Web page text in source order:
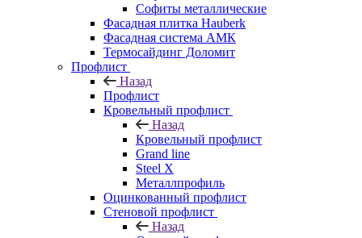
Софиты металлические
Фасадная плитка Hauberk
Фасадная система АМК
Термосайдинг Доломит
Профлист
Назад
Профлист
Кровельный профлист
Назад
Кровельный профлист
Grand line
Steel X
Металлпрофиль
Оцинкованный профлист
Стеновой профлист
Назад